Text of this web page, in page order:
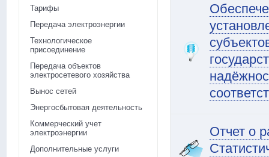
Тарифы
Передача электроэнергии
Технологическое
присоединение
Передача объектов
электросетевого хозяйства
Вынос сетей
Энергосбытовая деятельность
Коммерческий учет
электроэнергии
Дополнительные услуги
Отчет о